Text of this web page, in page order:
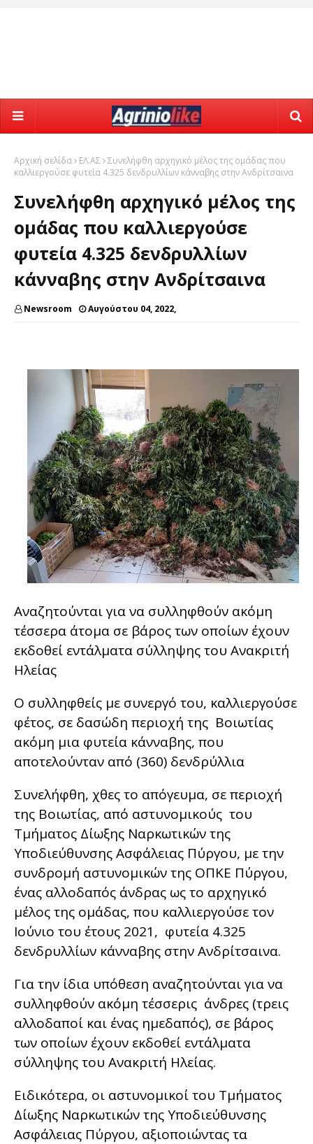
Αρχική σελίδα ΕΛ.ΑΣ
Συνελήφθη αρχηγικό μέλος της ομάδας που
καλλιεργούσε φυτεία 4.325 δενδρυλλίων κάνναβης στην Ανδρίτσαινα
Συνελήφθη αρχηγικό μέλος της
ομάδας που καλλιεργούσε
φυτεία 4.325 δενδρυλλίων
κάνναβης στην Ανδρίτσαινα
Newsroom Αυγούστου 04, 2022,
Αναζητούνται για να συλληφθούν ακόμη
τέσσερα άτομα σε βάρος των οποίων έχουν
εκδοθεί εντάλματα σύλληψης του Ανακριτή
Ηλείας
Ο συλληφθείς με συνεργό του, καλλιεργούσε
φέτος, σε δασώδη περιοχή της Βοιωτίας
ακόμη μια φυτεία κάνναβης, που
αποτελούνταν από (360) δενδρύλλια
Συνελήφθη, χθες το απόγευμα, σε περιοχή
της Βοιωτίας, από αστυνομικούς του
Τμήματος Δίωξης Ναρκωτικών της
Υποδιεύθυνσης Ασφάλειας Πύργου, με την
συνδρομή αστυνομικών της ΟΠΚΕ Πύργου,
ένας αλλοδαπός άνδρας ως το αρχηγικό
μέλος της ομάδας, που καλλιεργούσε τον
Ιούνιο του έτους 2021, φυτεία 4.325
δενδρυλλίων κάνναβης στην Ανδρίτσαινα.
Για την ίδια υπόθεση αναζητούνται για να
συλληφθούν ακόμη τέσσερις άνδρες (τρεις
αλλοδαποί και ένας ημεδαπός), σε βάρος
των οποίων έχουν εκδοθεί εντάλματα
σύλληψης του Ανακριτή Ηλείας.
Ειδικότερα, οι αστυνομικοί του Τμήματος
Δίωξης Ναρκωτικών της Υποδιεύθυνσης
Ασφάλειας Πύργου, αξιοποιώντας τα